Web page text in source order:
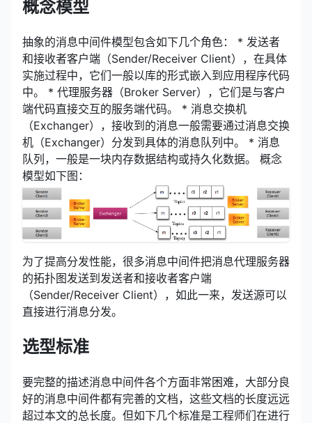
概念模型
抽象的消息中间件模型包含如下几个角色： * 发送者
和接收者客户端（Sender/Receiver Client），在具体
实施过程中，它们一般以库的形式嵌入到应用程序代码
中。 * 代理服务器（Broker Server），它们是与客户
端代码直接交互的服务端代码。 * 消息交换机
（Exchanger），接收到的消息一般需要通过消息交换
机（Exchanger）分发到具体的消息队列中。 * 消息
队列，一般是一块内存数据结构或持久化数据。 概念
模型如下图：
为了提高分发性能，很多消息中间件把消息代理服务器
的拓扑图发送到发送者和接收者客户端
（Sender/Receiver Client），如此一来，发送源可以
直接进行消息分发。
选型标准
要完整的描述消息中间件各个方面非常困难，大部分良
好的消息中间件都有完善的文档，这些文档的长度远远
超过本文的总长度。但如下几个标准是工程师们在进行